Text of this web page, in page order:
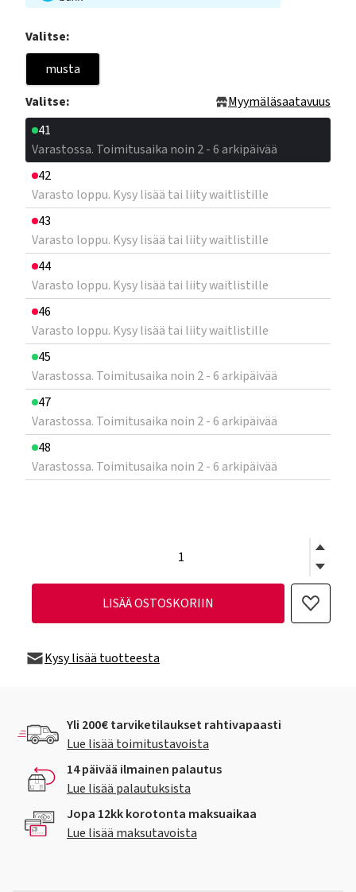
Valitse:
musta
Valitse:
Myymäläsaatavuus
41
Varastossa. Toimitusaika noin 2 - 6 arkipäivää
42
Varasto loppu. Kysy lisää tai liity waitlistille
43
Varasto loppu. Kysy lisää tai liity waitlistille
44
Varasto loppu. Kysy lisää tai liity waitlistille
46
Varasto loppu. Kysy lisää tai liity waitlistille
45
Varastossa. Toimitusaika noin 2 - 6 arkipäivää
47
Varastossa. Toimitusaika noin 2 - 6 arkipäivää
48
Varastossa. Toimitusaika noin 2 - 6 arkipäivää
LISÄÄ OSTOSKORIIN
Kysy lisää tuotteesta
Yli 200€ tarviketilaukset rahtivapaasti
Lue lisää toimitustavoista
14 päivää ilmainen palautus
Lue lisää palautuksista
Jopa 12kk korotonta maksuaikaa
Lue lisää maksutavoista